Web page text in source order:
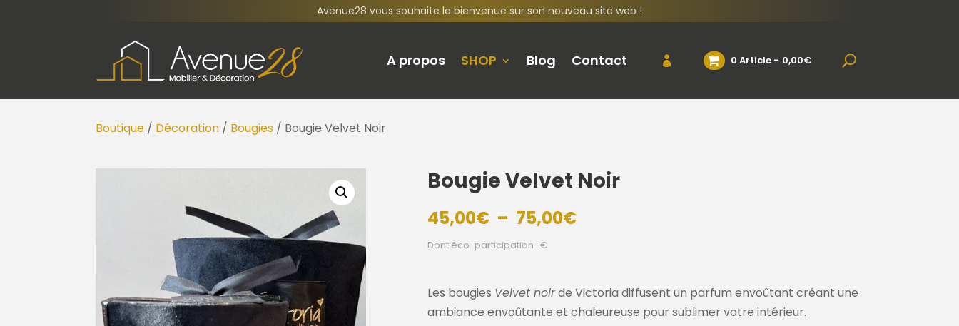
Avenue28 vous souhaite la bienvenue sur son nouveau site web !
A propos SHOP Blog Contact 0 Article 0,00€
Boutique / Décoration / Bougies / Bougie Velvet Noir
Bougie Velvet Noir
45,00€ – 75,00€Plage
à
75,00€
Dont éco-participation : €
Les bougies Velvet noirde Victoria diffusent un parfum envoûtant créant une
ambiance envoûtante et chaleureuse pour sublimer votre intérieur.